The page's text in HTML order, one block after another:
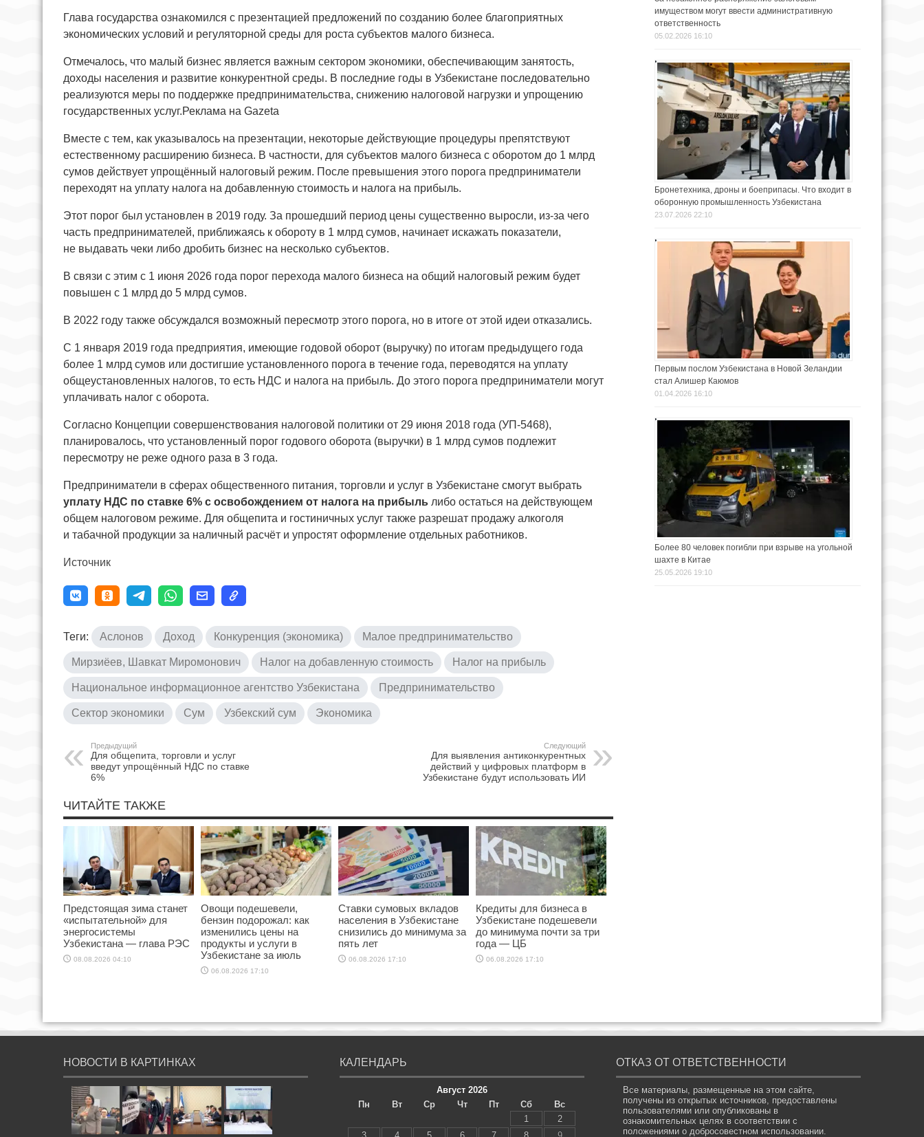
Глава государства ознакомился с презентацией предложений по созданию более благоприятных
экономических условий и регуляторной среды для роста субъектов малого бизнеса.
Отмечалось, что малый бизнес является важным сектором экономики, обеспечивающим занятость,
доходы населения и развитие конкурентной среды. В последние годы в Узбекистане последовательно
реализуются меры по поддержке предпринимательства, снижению налоговой нагрузки и упрощению
государственных услуг.Реклама на Gazeta
Вместе с тем, как указывалось на презентации, некоторые действующие процедуры препятствуют
естественному расширению бизнеса. В частности, для субъектов малого бизнеса с оборотом до 1 млрд
сумов действует упрощённый налоговый режим. После превышения этого порога предприниматели
переходят на уплату налога на добавленную стоимость и налога на прибыль.
Этот порог был установлен в 2019 году. За прошедший период цены существенно выросли, из-за чего
часть предпринимателей, приближаясь к обороту в 1 млрд сумов, начинает искажать показатели,
не выдавать чеки либо дробить бизнес на несколько субъектов.
В связи с этим с 1 июня 2026 года порог перехода малого бизнеса на общий налоговый режим будет
повышен с 1 млрд до 5 млрд сумов.
В 2022 году также обсуждался возможный пересмотр этого порога, но в итоге от этой идеи отказались.
С 1 января 2019 года предприятия, имеющие годовой оборот (выручку) по итогам предыдущего года
более 1 млрд сумов или достигшие установленного порога в течение года, переводятся на уплату
общеустановленных налогов, то есть НДС и налога на прибыль. До этого порога предприниматели могут
уплачивать налог с оборота.
Согласно Концепции совершенствования налоговой политики от 29 июня 2018 года (УП-5468),
планировалось, что установленный порог годового оборота (выручки) в 1 млрд сумов подлежит
пересмотру не реже одного раза в 3 года.
Предприниматели в сферах общественного питания, торговли и услуг в Узбекистане смогут выбрать
уплату НДС по ставке 6% с освобождением от налога на прибыль либо остаться на действующем
общем налоговом режиме. Для общепита и гостиничных услуг также разрешат продажу алкоголя
и табачной продукции за наличный расчёт и упростят оформление отдельных работников.
Источник
Теги: Аслонов Доход Конкуренция (экономика) Малое предпринимательство
Мирзиёев, Шавкат Миромонович Налог на добавленную стоимость Налог на прибыль
Национальное информационное агентство Узбекистана Предпринимательство
Сектор экономики Сум Узбекский сум Экономика
Предыдущий
Для общепита, торговли и услуг
введут упрощённый НДС по ставке
6%
Следующий
Для выявления антиконкурентных
действий у цифровых платформ в
Узбекистане будут использовать ИИ
ЧИТАЙТЕ ТАКЖЕ
Предстоящая зима станет
«испытательной» для
энергосистемы
Узбекистана — глава РЭС
08.08.2026 04:10
Овощи подешевели,
бензин подорожал: как
изменились цены на
продукты и услуги в
Узбекистане за июль
06.08.2026 17:10
Ставки сумовых вкладов
населения в Узбекистане
снизились до минимума за
пять лет
06.08.2026 17:10
Кредиты для бизнеса в
Узбекистане подешевели
до минимума почти за три
года — ЦБ
06.08.2026 17:10
имуществом могут ввести административную
ответственность
05.02.2026 16:10
Бронетехника, дроны и боеприпасы. Что входит в
оборонную промышленность Узбекистана
23.07.2026 22:10
Первым послом Узбекистана в Новой Зеландии
стал Алишер Каюмов
01.04.2026 16:10
Более 80 человек погибли при взрыве на угольной
шахте в Китае
25.05.2026 19:10
НОВОСТИ В КАРТИНКАХ КАЛЕНДАРЬ
Август 2026
Пн
Вт Ср Чт Пт Сб
Вс
1
2
ОТКАЗ ОТ ОТВЕТСТВЕННОСТИ
Все материалы, размещенные на этом сайте,
получены из открытых источников, предоставлены
пользователями или опубликованы в
ознакомительных целях в соответствии с
положениями о добросовестном использовании.